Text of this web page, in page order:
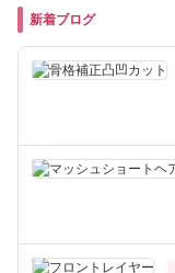
新着ブログ